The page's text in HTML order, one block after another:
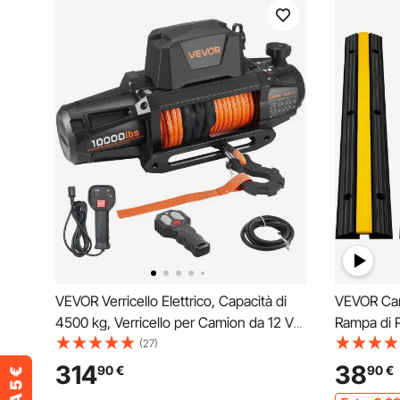
VEVOR Verricello Elettrico, Capacità di
4500 kg, Verricello per Camion da 12 V
CC con Corda Sintetica Φ8,9 mm x 27,4
m, Telecomando Wireless e Cablato,
IP68 per il Traino di SUV, Jeep, Rimorchi
(27)
31490€
VEVOR
Rampa di
Copertura
3890€